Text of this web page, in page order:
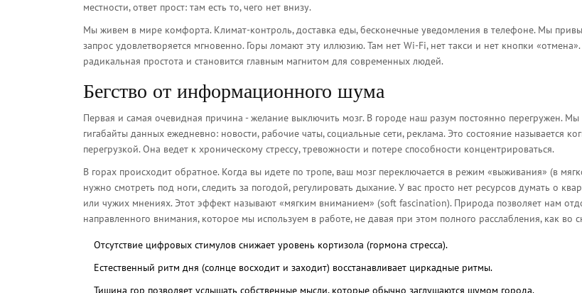
местности, ответ прост: там есть то, чего нет внизу.
Мы живем в мире комфорта. Климат-контроль, доставка еды, бесконечные уведомления в телефоне. Мы
запрос удовлетворяется мгновенно. Горы ломают эту иллюзию. Там нет Wi-Fi, нет такси и нет кнопки
радикальная простота и становится главным магнитом для современных людей.
Бегство от информационного шума
Первая и самая очевидная причина - желание выключить мозг. В городе наш разум постоянно перегружен.
гигабайты данных ежедневно: новости, рабочие чаты, социальные сети, реклама. Это состояние называется
перегрузкой. Она ведет к хроническому стрессу, тревожности и потере способности концентрироваться.
В горах происходит обратное. Когда вы идете по тропе, ваш мозг переключается в режим «выживания» (в
нужно смотреть под ноги, следить за погодой, регулировать дыхание. У вас просто нет ресурсов думать о
или чужих мнениях. Этот эффект называют «мягким вниманием» (soft fascination). Природа позволяет нам
направленного внимания, которое мы используем в работе, не давая при этом полного расслабления, как во
Отсутствие цифровых стимулов снижает уровень кортизола (гормона стресса).
Естественный ритм дня (солнце восходит и заходит) восстанавливает циркадные ритмы.
Тишина гор позволяет услышать собственные мысли, которые обычно заглушаются шумом города.